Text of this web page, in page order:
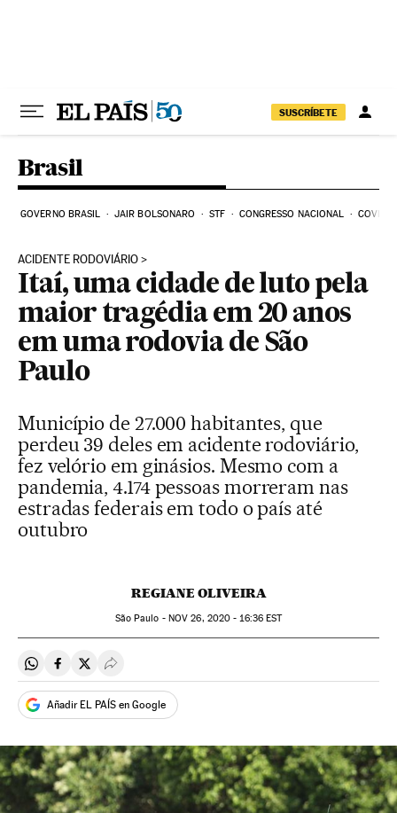
SUSCRÍBETE
Brasil
GOVERNO BRASIL JAIR BOLSONARO STF CONGRESSO NACIONAL COVID-
ACIDENTE RODOVIÁRIO
Itaí, uma cidade de luto pela
maior tragédia em 20 anos
em uma rodovia de São
Paulo
Município de 27.000 habitantes, que
perdeu 39 deles em acidente rodoviário,
fez velório em ginásios. Mesmo com a
pandemia, 4.174 pessoas morreram nas
estradas federais em todo o país até
outubro
REGIANE OLIVEIRA
São Paulo - NOV 26, 2020 - 16:36EST
Compartir en Whatsapp
Compartir en Facebook
Compartir en Twitter
Desplegar Redes Sociales
Añadir EL PAÍS en Google